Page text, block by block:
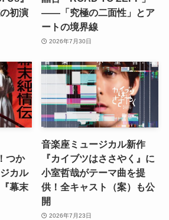
初演
――「究極の二面性」とア
ートの境界線
2026年7月30日
つか
カル
幕末
音楽座ミュージカル新作
『カイブツはささやく』に
小室哲哉がテーマ曲を提
供！全キャスト（案）も公
開
2026年7月23日